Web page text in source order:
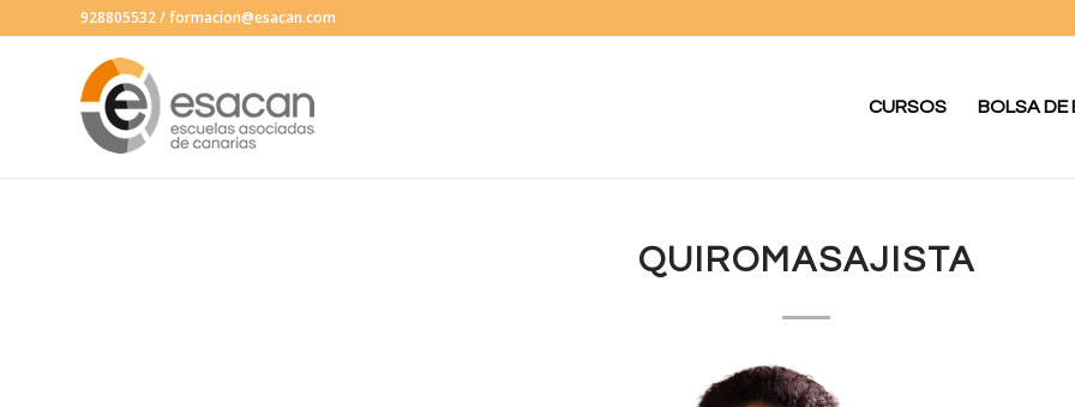
928805532/formacion@esacan.com
CURSOS BOLSA DE
QUIROMASAJISTA